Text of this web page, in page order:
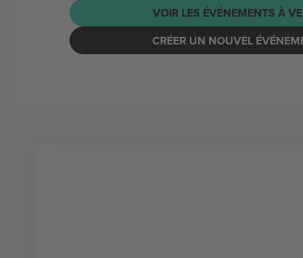
VOIR LES ÉVÉNEMENTS À
CRÉER UN NOUVEL